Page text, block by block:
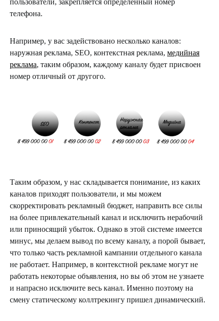
пользователи, закрепляется определенный номер
телефона.
Например, у вас задействовано несколько каналов:
наружная реклама, SEO, контекстная реклама, медийная
реклама, таким образом, каждому каналу будет присвоен
номер отличный от другого.
Таким образом, у нас складывается понимание, из каких
каналов приходят пользователи, и мы можем
скорректировать рекламный бюджет, направить все силы
на более привлекательный канал и исключить нерабочий
или приносящий убыток. Однако в этой системе имеется
минус, мы делаем вывод по всему каналу, а порой бывает,
что только часть рекламной кампании отдельного канала
не работает. Например, в контекстной рекламе могут не
работать некоторые объявления, но вы об этом не узнаете
и напрасно исключите весь канал. Именно поэтому на
смену статическому коллтрекингу пришел динамический.